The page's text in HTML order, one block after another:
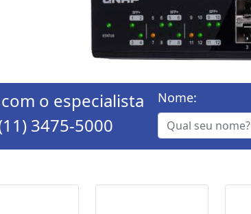
com o especialista
3475-5000
Nome: